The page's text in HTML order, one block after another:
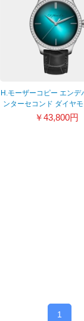
H.モーザーコピー エンデ
ンターセコンド ダイヤ
ュリティ 1200-1207
￥43,800円
1